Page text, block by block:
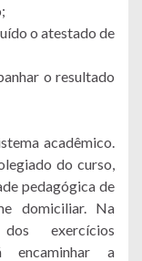
o atestado de
o resultado
acadêmico.
do curso,
pedagógica de
domiciliar. Na
exercícios
encaminhar a